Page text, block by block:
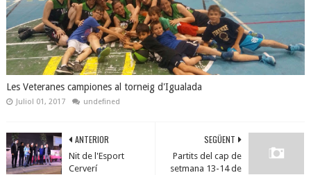
Les Veteranes campiones al torneig d'Igualada
Juliol 01, 2017 undefined
SEGÜENT
Partits del cap de
setmana 13-14 de
ANTERIOR
Nit de l'Esport
Cerverí